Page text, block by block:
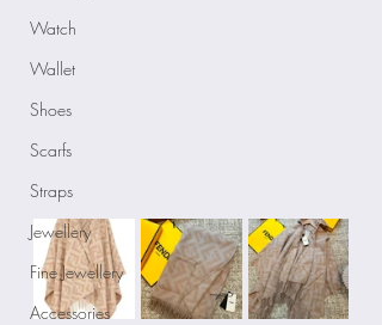
Watch
Wallet
Shoes
Scarfs
Straps
Jewellery
Fine Jewellery
Accessories